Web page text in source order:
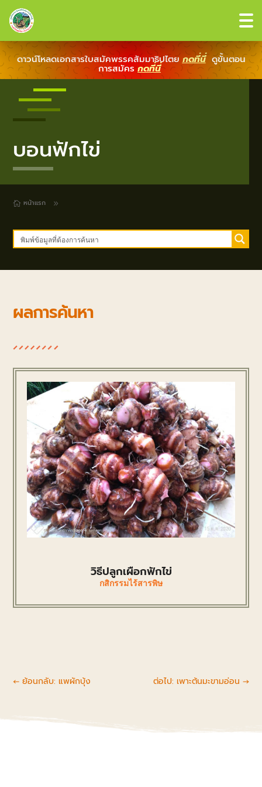
ดาวน์โหลดเอกสารใบสมัคพรรคสัมมาธิปไตย กดที่นี่ ดูขั้นตอน
การสมัครกดที่นี่
บอนฟักไข่
 หน้าแรก 9
ผลการค้นหา
วิธีปลูกเผือกฟักไข่
กสิกรรมไร้สารพิษ
←ย้อนกลับ: แพผักบุ้ง ต่อไป: เพาะต้นมะขามอ่อน →